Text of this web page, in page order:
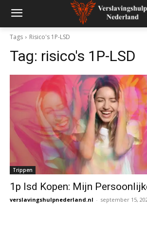
Tags Risico's 1P-LSD
Tag: risico's 1P-LSD
Trippen
1p lsd Kopen: Mijn
verslavingshulpnederland.nl - september 15,